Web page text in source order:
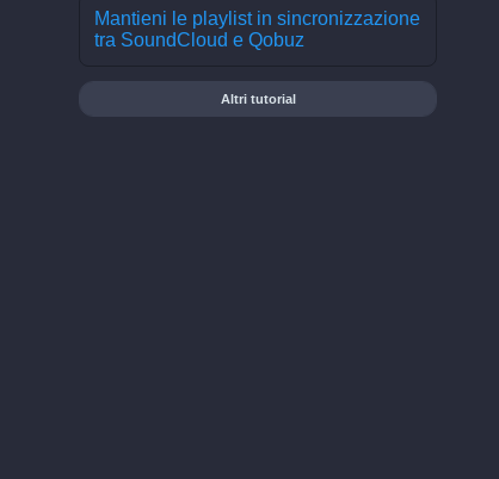
Mantieni le playlist in sincronizzazione
tra SoundCloud e Qobuz
Altri tutorial